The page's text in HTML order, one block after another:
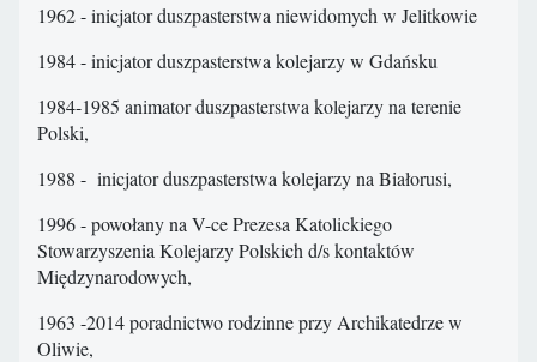
1962 - inicjator duszpasterstwa niewidomych w Jelitkowie
1984 - inicjator duszpasterstwa kolejarzy w Gdańsku
1984-1985 animator duszpasterstwa kolejarzy na terenie
Polski,
1988 - inicjator duszpasterstwa kolejarzy na Białorusi,
1996 - powołany na V-ce Prezesa Katolickiego
Stowarzyszenia Kolejarzy Polskich d/s kontaktów
Międzynarodowych,
1963 -2014 poradnictwo rodzinne przy Archikatedrze w
Oliwie,